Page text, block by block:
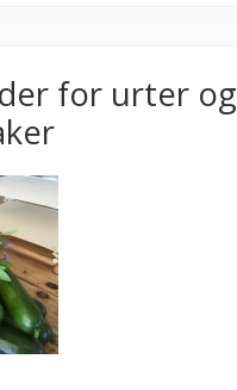
for urter og